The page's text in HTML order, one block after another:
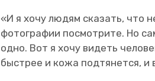
«И я хочу людям сказать, что
фотографии посмотрите. Но
одно. Вот я хочу видеть
быстрее и кожа подтянется, и